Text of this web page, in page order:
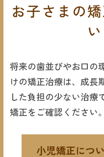
お子さまの
将来の歯並びやお口の
けの矯正治療は、成長
した負担の少ない治療
矯正をご確認ください。
小児矯正につ